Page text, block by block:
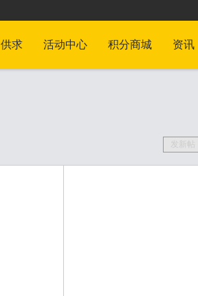
供求 活动中心 积分商城 资讯
发新帖